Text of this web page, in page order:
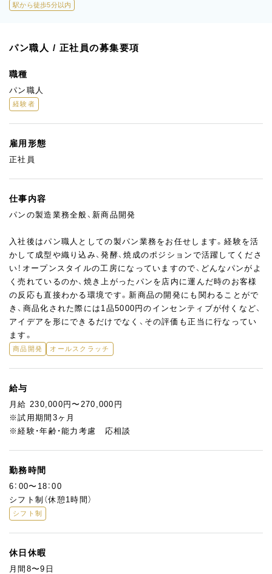
駅から徒歩5分以内
パン職人 / 正社員の募集要項
職種
パン職人
経験者
雇用形態
正社員
仕事内容
パンの製造業務全般、新商品開発
入社後はパン職人としての製パン業務をお任せします。経験を活
かして成型や織り込み、発酵、焼成のポジションで活躍してくださ
い！オープンスタイルの工房になっていますので、どんなパンがよ
く売れているのか、焼き上がったパンを店内に運んだ時のお客様
の反応も直接わかる環境です。新商品の開発にも関わることがで
き、商品化された際には1品5000円のインセンティブが付くなど、
アイデアを形にできるだけでなく、その評価も正当に行なってい
ます。
商品開発 オールスクラッチ
給与
月給 230,000円〜270,000円
※試用期間3ヶ月
※経験・年齢・能力考慮 応相談
勤務時間
6：00〜18：00
シフト制（休憩1時間）
シフト制
休日休暇
月間8〜9日